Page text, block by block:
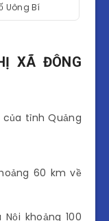
Uông Bí
XÃ ĐÔNG
tỉnh Quảng
60 km về
khoảng 100